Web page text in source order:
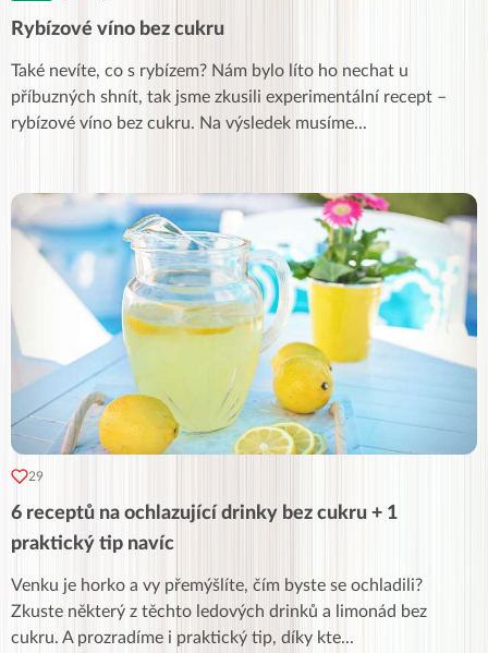
Rybízové víno bez cukru
Také nevíte, co s rybízem? Nám bylo líto ho nechat u
příbuzných shnít, tak jsme zkusili experimentální recept –
rybízové víno bez cukru. Na výsledek musíme...
29
6 receptů na ochlazující drinky bez cukru + 1
praktický tip navíc
Venku je horko a vy přemýšlíte, čím byste se ochladili?
Zkuste některý z těchto ledových drinků a limonád bez
cukru. A prozradíme i praktický tip, díky kte...